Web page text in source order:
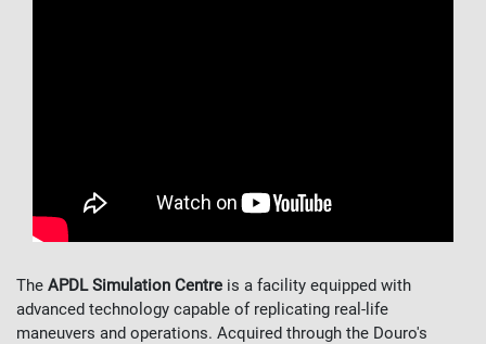
The APDL Simulation Centre is a facility equipped with
advanced technology capable of replicating real-life
maneuvers and operations. Acquired through the Douro's